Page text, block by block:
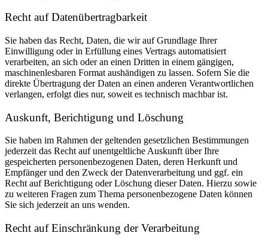
Recht auf Daten­übertrag­barkeit
Sie haben das Recht, Daten, die wir auf Grundlage Ihrer
Einwilligung oder in Erfüllung eines Vertrags automatisiert
verarbeiten, an sich oder an einen Dritten in einem gängigen,
maschinenlesbaren Format aushändigen zu lassen. Sofern Sie die
direkte Übertragung der Daten an einen anderen Verantwortlichen
verlangen, erfolgt dies nur, soweit es technisch machbar ist.
Auskunft, Berichtigung und Löschung
Sie haben im Rahmen der geltenden gesetzlichen Bestimmungen
jederzeit das Recht auf unentgeltliche Auskunft über Ihre
gespeicherten personenbezogenen Daten, deren Herkunft und
Empfänger und den Zweck der Datenverarbeitung und ggf. ein
Recht auf Berichtigung oder Löschung dieser Daten. Hierzu sowie
zu weiteren Fragen zum Thema personenbezogene Daten können
Sie sich jederzeit an uns wenden.
Recht auf Einschränkung der Verarbeitung